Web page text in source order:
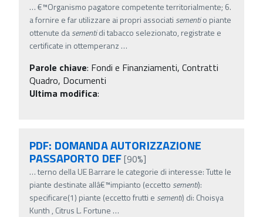
…€™Organismo pagatore competente territorialmente; 6.
a fornire e far utilizzare ai propri associati sementio piante
ottenute dasementidi tabacco selezionato, registrate e
certificate in ottemperanz …
Parole chiave: Fondi e Finanziamenti, Contratti
Quadro, Documenti
Ultima modifica:
PDF: DOMANDA AUTORIZZAZIONE
PASSAPORTO DEF[90%]
…terno della UE Barrare le categorie di interesse: Tutte le
piante destinate allâ€™impianto (eccetto sementi):
specificare(1) piante (eccetto frutti e sementi) di: Choisya
Kunth , Citrus L. Fortune …